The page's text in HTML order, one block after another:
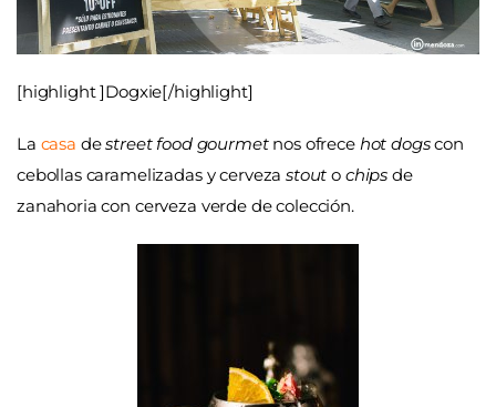
[highlight ]Dogxie[/highlight]
La casa destreet food gourmetnos ofrece hot dogscon
cebollas caramelizadas y cervezastout o chips de
zanahoria con cerveza verde de colección.